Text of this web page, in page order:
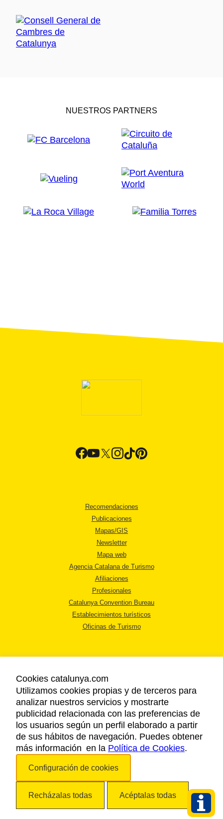
NUESTROS PARTNERS
Recomendaciones
Publicaciones
Mapas/GIS
Newsletter
Mapa web
Agencia Catalana de Turismo
Afiliaciones
Profesionales
Catalunya Convention Bureau
Establecimientos turísticos
Oficinas de Turismo
AVISO LEGAL
POLÍTICA DE PRIVACIDAD
COOKIES
ACCESSIBILIDAD
Copyright © 2026. Agencia Catalana de Turismo. Todos los derechos
Cookies catalunya.com
Utilizamos cookies propias y de terceros para
analizar nuestros servicios y mostrarte
publicidad relacionada con las preferencias de
los usuarios según un perfil elaborado a partir
de sus hábitos de navegación. Puedes obtener
más información en la Política de Cookies.
Configuración de cookies
Recházalas todas Acéptalas todas